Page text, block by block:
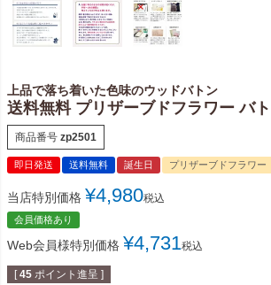
上品で落ち着いた色味のウッドバトン
送料無料 プリザーブドフラワー バ
商品番号 zp2501
即日発送 送料無料 誕生日 プリザーブドフラワー
当店特別価格 ¥4,980税込
会員価格あり
Web会員様特別価格 ¥4,731税込
[ 45 ポイント進呈 ]